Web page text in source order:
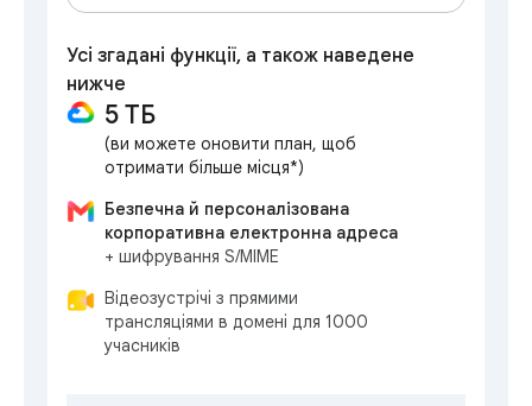
Усі згадані функції, а також наведене
нижче
5 ТБ
(ви можете оновити план, щоб
отримати більше місця*)
Безпечна й персоналізована
корпоративна електронна адреса
+ шифрування S/MIME
Відеозустрічі з прямими
трансляціями в домені для 1000
учасників